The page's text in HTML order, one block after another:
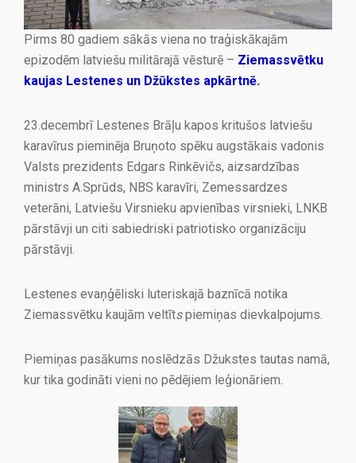
Pirms 80 gadiem sākās viena no traģiskākajām
epizodēm latviešu militārajā vēsturē – Ziemassvētku
kaujas Lestenes un Džūkstes apkārtnē.
23.decembrī Lestenes Brāļu kapos kritušos latviešu
karavīrus pieminēja Bruņoto spēku augstākais vadonis
Valsts prezidents Edgars Rinkēvičs, aizsardzības
ministrs A.Sprūds, NBS karavīri, Zemessardzes
veterāni, Latviešu Virsnieku apvienības virsnieki, LNKB
pārstāvji un citi sabiedriski patriotisko organizāciju
pārstāvji.
Lestenes evaņģēliski luteriskajā baznīcā notika
Ziemassvētku kaujām veltītspiemiņas dievkalpojums.
Piemiņas pasākums noslēdzās Džukstes tautas namā,
kur tika godināti vieni no pēdējiem leģionāriem.